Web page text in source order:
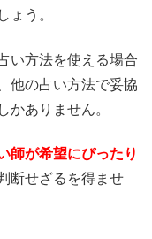
ょう。
い方法を使える場合
他の占い方法で妥協
かありません。
師が希望にぴったり
断せざるを得ませ